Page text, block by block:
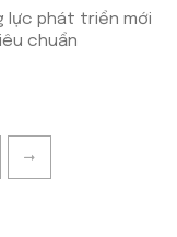
lực phát triển mới
chuẩn